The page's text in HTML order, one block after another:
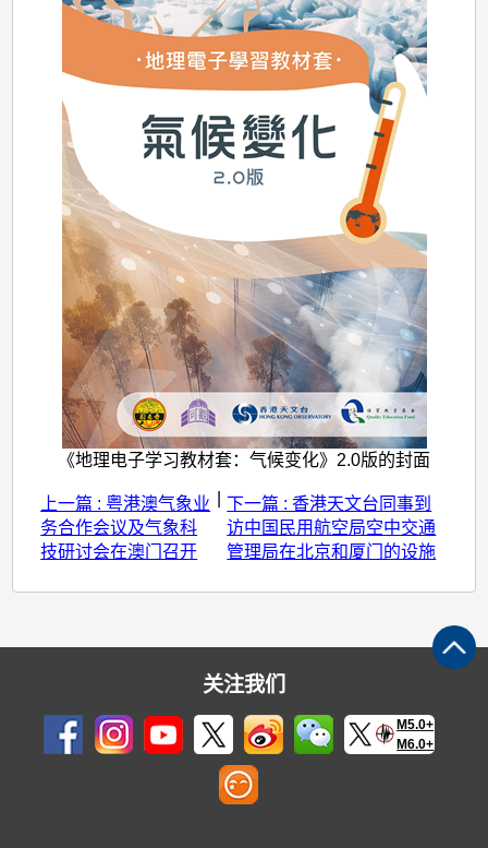
《地理电子学习教材套：气候变化》2.0版的封面
上一篇 : 粤港澳气象业
务合作会议及气象科
技研讨会在澳门召开
下一篇 : 香港天文台同事到
访中国民用航空局空中交通
管理局在北京和厦门的设施
关注我们
M5.0+
M6.0+